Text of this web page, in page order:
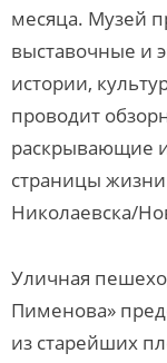
месяца. Музей
выставочные и
истории,
проводит
раскрывающие
страницы
Николаевска/
Уличная
Пименова»
из старейших